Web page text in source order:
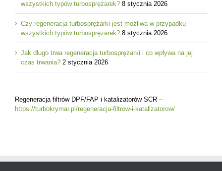
wszystkich typów turbosprężarek? 8 stycznia 2026
Czy regeneracja turbosprężarki jest możliwa w przypadku
wszystkich typów turbosprężarek? 8 stycznia 2026
Jak długo trwa regeneracja turbosprężarki i co wpływa na jej
czas trwania? 2 stycznia 2026
Regeneracja filtrów DPF/FAP i katalizatorów SCR –
https://turbokrymar.pl/regeneracja-filtrow-i-katalizatorow/